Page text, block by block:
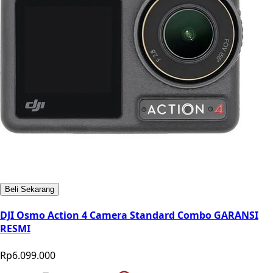
Beli Sekarang
DJI Osmo Action 4 Camera Standard Combo GARANSI
RESMI
Rp6.099.000